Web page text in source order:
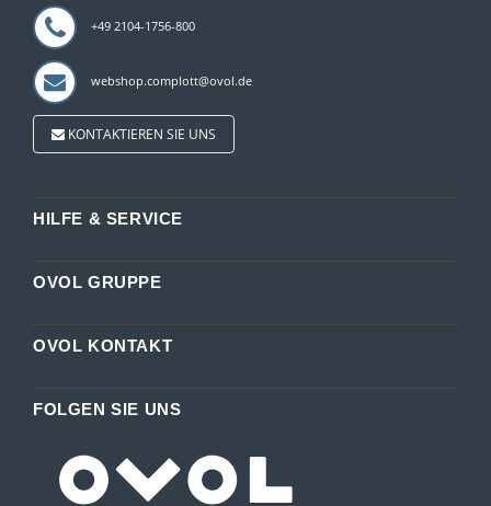
+49 2104-1756-800
webshop.complott@ovol.de
KONTAKTIEREN SIE UNS
HILFE & SERVICE
OVOL GRUPPE
OVOL KONTAKT
FOLGEN SIE UNS